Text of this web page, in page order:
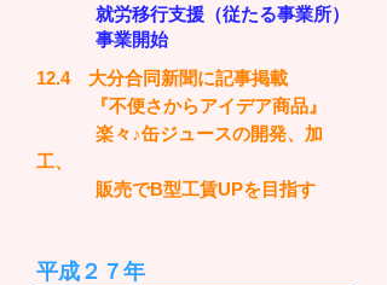
就労移行支援（従たる事業所）
事業開始
12.4 大分合同新聞に記事掲載
『不便さからアイデア商品』
楽々♪缶ジュースの開発、加
工、
販売でB型工賃UPを目指す
平成２７年